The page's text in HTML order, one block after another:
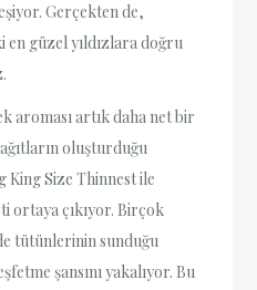
Gerçekten de,
en güzel yıldızlara doğru
aroması artık daha net bir
oluşturduğu
King Size Thinnest ile
ortaya çıkıyor. Birçok
tütünlerinin sunduğu
şansını yakalıyor. Bu